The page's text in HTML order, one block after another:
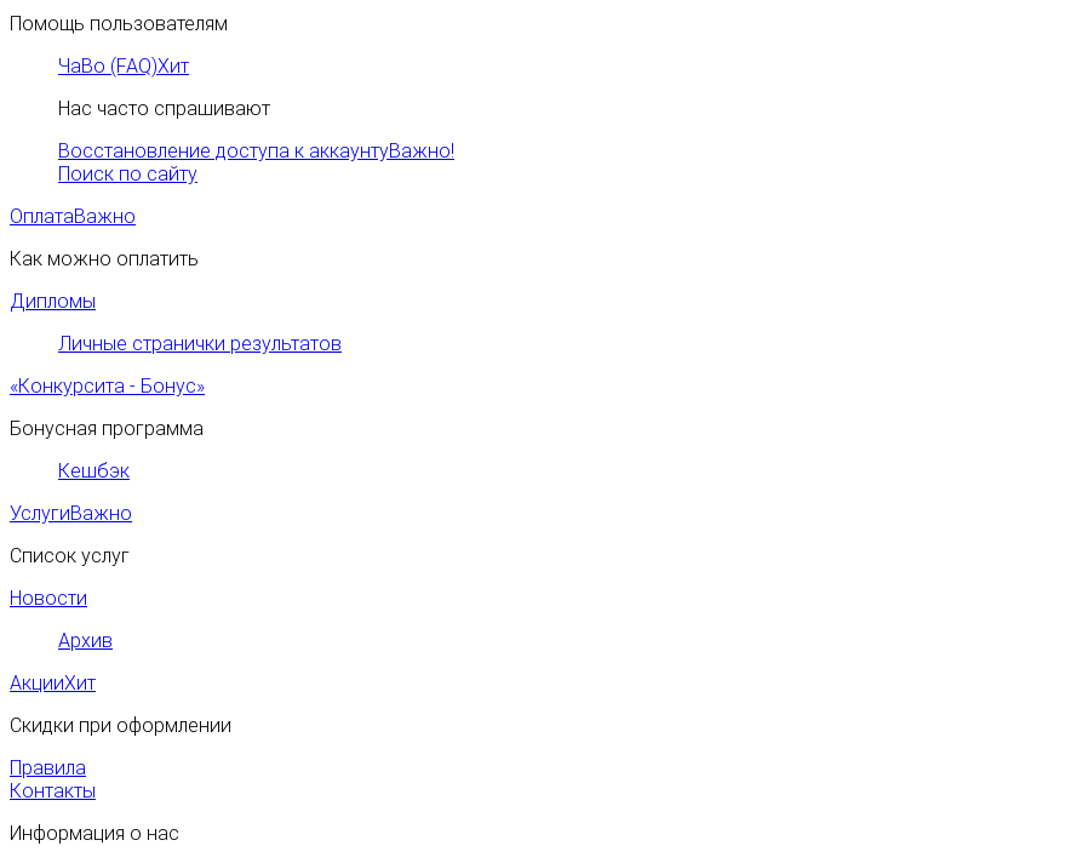
Помощь пользователям
ЧаВо (FAQ)Хит
Нас часто спрашивают
Восстановление доступа к аккаунтуВажно!
Поиск по сайту
ОплатаВажно
Как можно оплатить
Дипломы
Личные странички результатов
«Конкурсита - Бонус»
Бонусная программа
Кешбэк
УслугиВажно
Список услуг
Новости
Архив
АкцииХит
Скидки при оформлении
Правила
Контакты
Информация о нас